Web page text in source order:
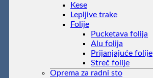
Kese
Lepljive trake
Folije
Pucketava folija
Alu folija
Prijanjajuće folije
Streč folije
Oprema za radni sto